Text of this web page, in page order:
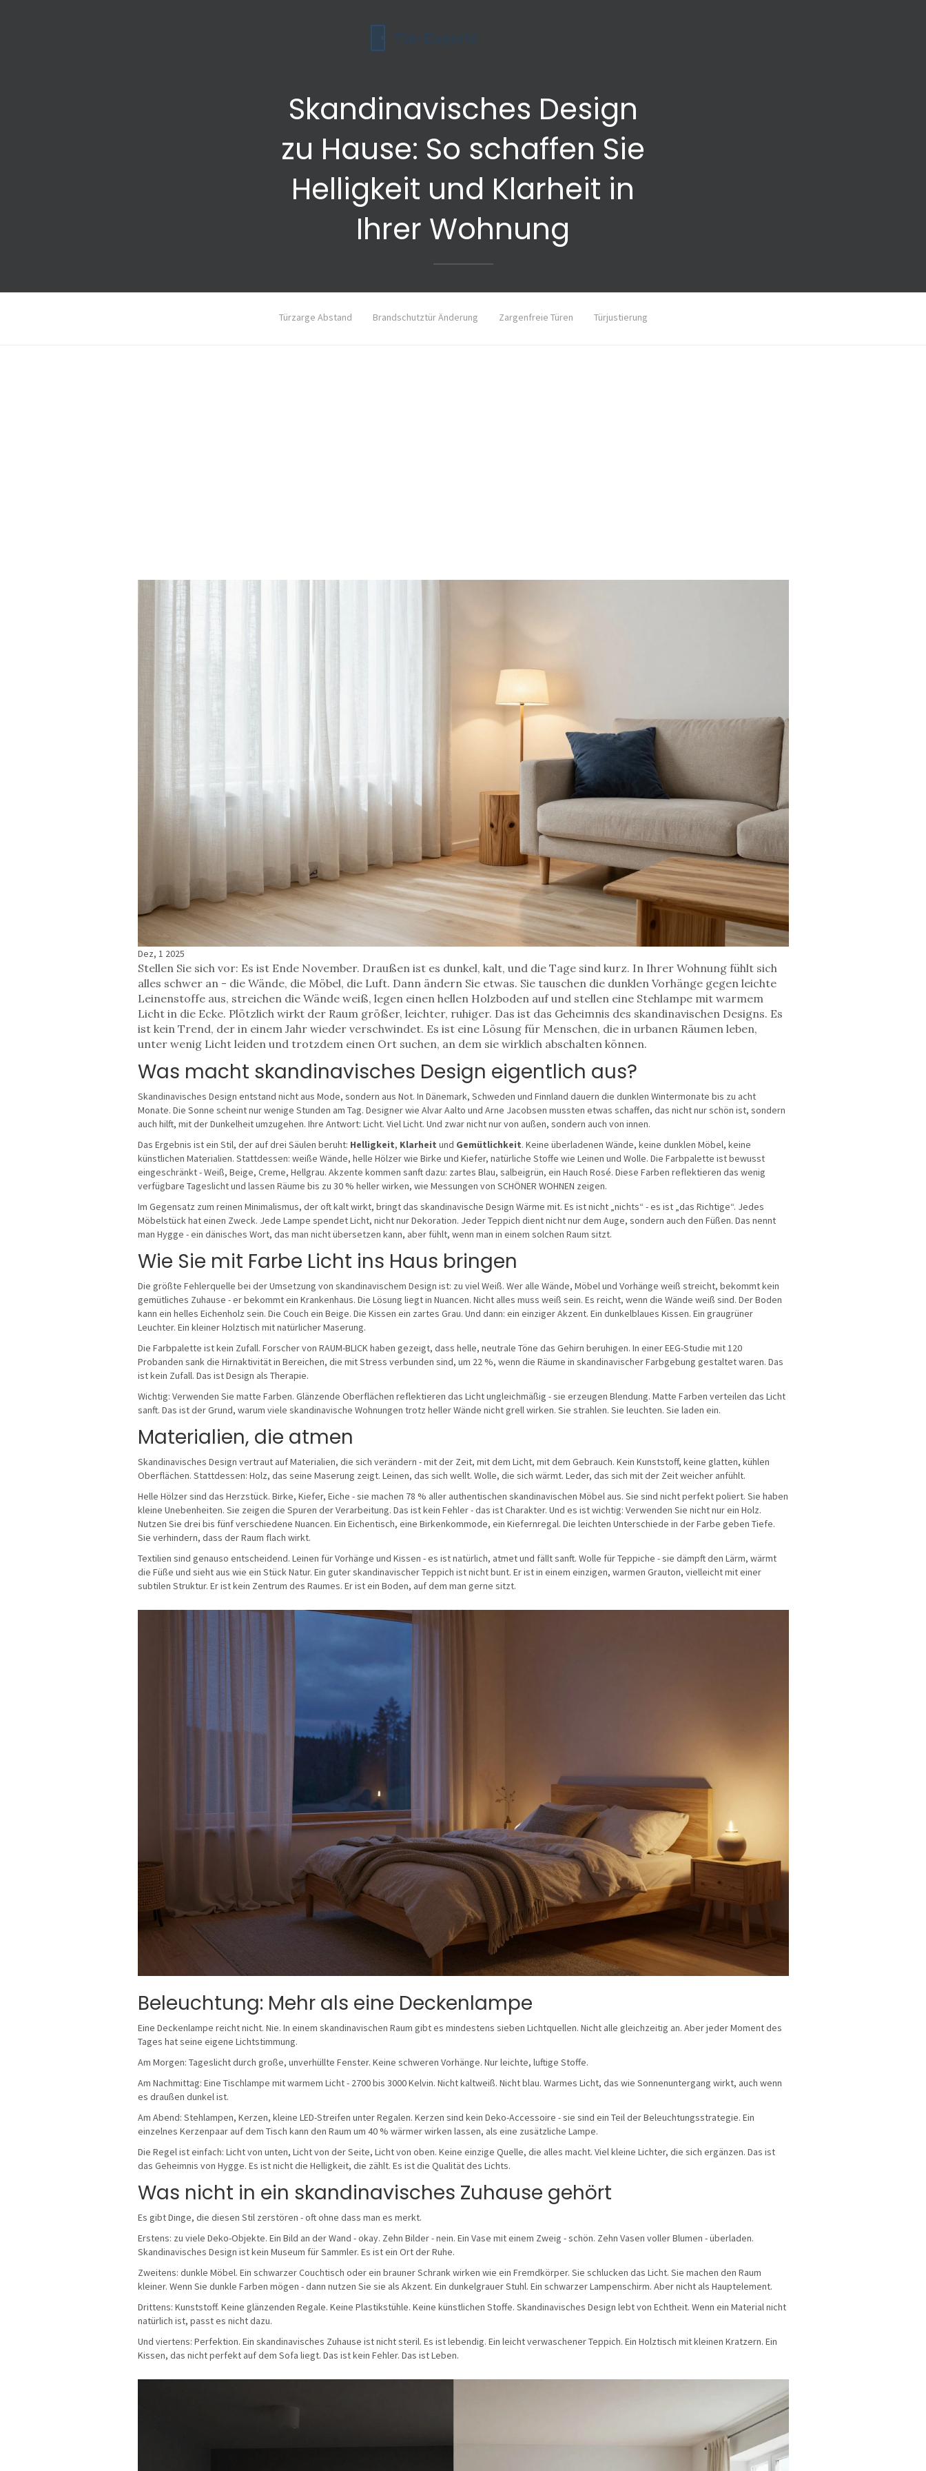
Skandinavisches Design
zu Hause: So schaffen Sie
Helligkeit und Klarheit in
Ihrer Wohnung
Türzarge Abstand Brandschutztür Änderung Zargenfreie Türen Türjustierung
Dez, 1 2025
Stellen Sie sich vor: Es ist Ende November. Draußen ist es dunkel, kalt, und die Tage sind kurz. In Ihrer Wohnung fühlt sich
alles schwer an - die Wände, die Möbel, die Luft. Dann ändern Sie etwas. Sie tauschen die dunklen Vorhänge gegen leichte
Leinenstoffe aus, streichen die Wände weiß, legen einen hellen Holzboden auf und stellen eine Stehlampe mit warmem
Licht in die Ecke. Plötzlich wirkt der Raum größer, leichter, ruhiger. Das ist das Geheimnis des skandinavischen Designs. Es
ist kein Trend, der in einem Jahr wieder verschwindet. Es ist eine Lösung für Menschen, die in urbanen Räumen leben,
unter wenig Licht leiden und trotzdem einen Ort suchen, an dem sie wirklich abschalten können.
Was macht skandinavisches Design eigentlich aus?
Skandinavisches Design entstand nicht aus Mode, sondern aus Not. In Dänemark, Schweden und Finnland dauern die dunklen Wintermonate bis zu acht
Monate. Die Sonne scheint nur wenige Stunden am Tag. Designer wie Alvar Aalto und Arne Jacobsen mussten etwas schaffen, das nicht nur schön ist, sondern
auch hilft, mit der Dunkelheit umzugehen. Ihre Antwort: Licht. Viel Licht. Und zwar nicht nur von außen, sondern auch von innen.
Das Ergebnis ist ein Stil, der auf drei Säulen beruht: Helligkeit, Klarheit und Gemütlichkeit. Keine überladenen Wände, keine dunklen Möbel, keine
künstlichen Materialien. Stattdessen: weiße Wände, helle Hölzer wie Birke und Kiefer, natürliche Stoffe wie Leinen und Wolle. Die Farbpalette ist bewusst
eingeschränkt - Weiß, Beige, Creme, Hellgrau. Akzente kommen sanft dazu: zartes Blau, salbeigrün, ein Hauch Rosé. Diese Farben reflektieren das wenig
verfügbare Tageslicht und lassen Räume bis zu 30 % heller wirken, wie Messungen von SCHÖNER WOHNEN zeigen.
Im Gegensatz zum reinen Minimalismus, der oft kalt wirkt, bringt das skandinavische Design Wärme mit. Es ist nicht „nichts“ - es ist „das Richtige“. Jedes
Möbelstück hat einen Zweck. Jede Lampe spendet Licht, nicht nur Dekoration. Jeder Teppich dient nicht nur dem Auge, sondern auch den Füßen. Das nennt
man Hygge - ein dänisches Wort, das man nicht übersetzen kann, aber fühlt, wenn man in einem solchen Raum sitzt.
Wie Sie mit Farbe Licht ins Haus bringen
Die größte Fehlerquelle bei der Umsetzung von skandinavischem Design ist: zu viel Weiß. Wer alle Wände, Möbel und Vorhänge weiß streicht, bekommt kein
gemütliches Zuhause - er bekommt ein Krankenhaus. Die Lösung liegt in Nuancen. Nicht alles muss weiß sein. Es reicht, wenn die Wände weiß sind. Der Boden
kann ein helles Eichenholz sein. Die Couch ein Beige. Die Kissen ein zartes Grau. Und dann: ein einziger Akzent. Ein dunkelblaues Kissen. Ein graugrüner
Leuchter. Ein kleiner Holztisch mit natürlicher Maserung.
Die Farbpalette ist kein Zufall. Forscher von RAUM-BLICK haben gezeigt, dass helle, neutrale Töne das Gehirn beruhigen. In einer EEG-Studie mit 120
Probanden sank die Hirnaktivität in Bereichen, die mit Stress verbunden sind, um 22 %, wenn die Räume in skandinavischer Farbgebung gestaltet waren. Das
ist kein Zufall. Das ist Design als Therapie.
Wichtig: Verwenden Sie matte Farben. Glänzende Oberflächen reflektieren das Licht ungleichmäßig - sie erzeugen Blendung. Matte Farben verteilen das Licht
sanft. Das ist der Grund, warum viele skandinavische Wohnungen trotz heller Wände nicht grell wirken. Sie strahlen. Sie leuchten. Sie laden ein.
Materialien, die atmen
Skandinavisches Design vertraut auf Materialien, die sich verändern - mit der Zeit, mit dem Licht, mit dem Gebrauch. Kein Kunststoff, keine glatten, kühlen
Oberflächen. Stattdessen: Holz, das seine Maserung zeigt. Leinen, das sich wellt. Wolle, die sich wärmt. Leder, das sich mit der Zeit weicher anfühlt.
Helle Hölzer sind das Herzstück. Birke, Kiefer, Eiche - sie machen 78 % aller authentischen skandinavischen Möbel aus. Sie sind nicht perfekt poliert. Sie haben
kleine Unebenheiten. Sie zeigen die Spuren der Verarbeitung. Das ist kein Fehler - das ist Charakter. Und es ist wichtig: Verwenden Sie nicht nur ein Holz.
Nutzen Sie drei bis fünf verschiedene Nuancen. Ein Eichentisch, eine Birkenkommode, ein Kiefernregal. Die leichten Unterschiede in der Farbe geben Tiefe.
Sie verhindern, dass der Raum flach wirkt.
Textilien sind genauso entscheidend. Leinen für Vorhänge und Kissen - es ist natürlich, atmet und fällt sanft. Wolle für Teppiche - sie dämpft den Lärm, wärmt
die Füße und sieht aus wie ein Stück Natur. Ein guter skandinavischer Teppich ist nicht bunt. Er ist in einem einzigen, warmen Grauton, vielleicht mit einer
subtilen Struktur. Er ist kein Zentrum des Raumes. Er ist ein Boden, auf dem man gerne sitzt.
Beleuchtung: Mehr als eine Deckenlampe
Eine Deckenlampe reicht nicht. Nie. In einem skandinavischen Raum gibt es mindestens sieben Lichtquellen. Nicht alle gleichzeitig an. Aber jeder Moment des
Tages hat seine eigene Lichtstimmung.
Am Morgen: Tageslicht durch große, unverhüllte Fenster. Keine schweren Vorhänge. Nur leichte, luftige Stoffe.
Am Nachmittag: Eine Tischlampe mit warmem Licht - 2700 bis 3000 Kelvin. Nicht kaltweiß. Nicht blau. Warmes Licht, das wie Sonnenuntergang wirkt, auch wenn
es draußen dunkel ist.
Am Abend: Stehlampen, Kerzen, kleine LED-Streifen unter Regalen. Kerzen sind kein Deko-Accessoire - sie sind ein Teil der Beleuchtungsstrategie. Ein
einzelnes Kerzenpaar auf dem Tisch kann den Raum um 40 % wärmer wirken lassen, als eine zusätzliche Lampe.
Die Regel ist einfach: Licht von unten, Licht von der Seite, Licht von oben. Keine einzige Quelle, die alles macht. Viel kleine Lichter, die sich ergänzen. Das ist
das Geheimnis von Hygge. Es ist nicht die Helligkeit, die zählt. Es ist die Qualität des Lichts.
Was nicht in ein skandinavisches Zuhause gehört
Es gibt Dinge, die diesen Stil zerstören - oft ohne dass man es merkt.
Erstens: zu viele Deko-Objekte. Ein Bild an der Wand - okay. Zehn Bilder - nein. Ein Vase mit einem Zweig - schön. Zehn Vasen voller Blumen - überladen.
Skandinavisches Design ist kein Museum für Sammler. Es ist ein Ort der Ruhe.
Zweitens: dunkle Möbel. Ein schwarzer Couchtisch oder ein brauner Schrank wirken wie ein Fremdkörper. Sie schlucken das Licht. Sie machen den Raum
kleiner. Wenn Sie dunkle Farben mögen - dann nutzen Sie sie als Akzent. Ein dunkelgrauer Stuhl. Ein schwarzer Lampenschirm. Aber nicht als Hauptelement.
Drittens: Kunststoff. Keine glänzenden Regale. Keine Plastikstühle. Keine künstlichen Stoffe. Skandinavisches Design lebt von Echtheit. Wenn ein Material nicht
natürlich ist, passt es nicht dazu.
Und viertens: Perfektion. Ein skandinavisches Zuhause ist nicht steril. Es ist lebendig. Ein leicht verwaschener Teppich. Ein Holztisch mit kleinen Kratzern. Ein
Kissen, das nicht perfekt auf dem Sofa liegt. Das ist kein Fehler. Das ist Leben.